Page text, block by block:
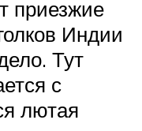
приезжие
Индии
Тут
с
лютая